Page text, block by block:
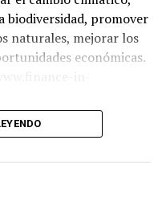
biodiversidad, promover
naturales, mejorar los
económicas.